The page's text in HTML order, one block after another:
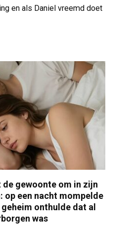
en als Daniel vreemd doet
de gewoonte om in zijn
op een nacht mompelde
onthulde dat al
was